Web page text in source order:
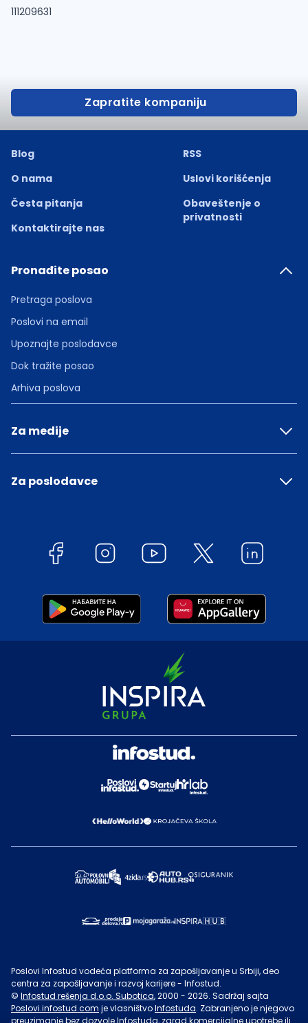
111209631
Zapratite kompaniju
Blog
O nama
Česta pitanja
Kontaktirajte nas
RSS
Uslovi korišćenja
Obaveštenje o
privatnosti
Pronađite posao
Pretraga poslova
Poslovi na email
Upoznajte poslodavce
Dok tražite posao
Arhiva poslova
Za medije
Za poslodavce
Poslovi Infostud vodeća platforma za zapošljavanje u Srbiji, deo
centra za zapošljavanje i razvoj karijere - Infostud.
© Infostud rešenja d.o.o. Subotica, 2000 - 2026. Sadržaj sajta
Poslovi.infostud.com je vlasništvoInfostuda. Zabranjeno je njegovo
preuzimanje bez dozvoleInfostuda, zarad komercijalne upotrebe ili